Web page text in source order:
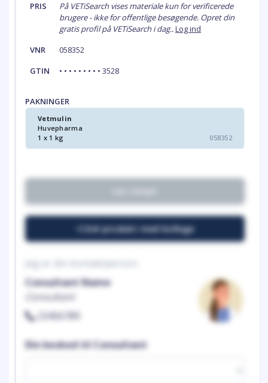
PRIS
På VETiSearch vises materiale kun for verificerede
brugere - ikke for offentlige besøgende. Opret din
gratis profil på VETiSearch i dag..Log ind
VNR
058352
GTIN
• • • • • • • • • 3528
PAKNINGER
Vetmulin
Huvepharma
1 x 1 kg
058352
Del produkt med kollega
Jeg er din kontaktperson
Consultant Name
Consultant
23456789
Din besked til Consultant